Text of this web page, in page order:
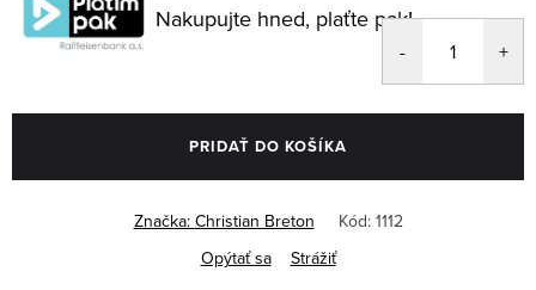
Nakupujte hned, plaťte pak!
PRIDAŤ DO KOŠÍKA
Značka: Christian Breton Kód: 1112
Opýtať sa
Strážiť